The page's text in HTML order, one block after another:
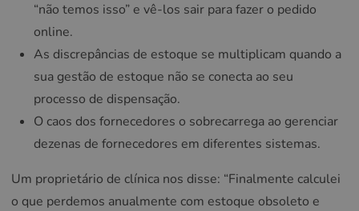
“não temos isso” e vê-los sair para fazer o pedido
online.
As discrepâncias de estoque se multiplicam quando a
sua gestão de estoque não se conecta ao seu
processo de dispensação.
O caos dos fornecedores o sobrecarrega ao gerenciar
dezenas de fornecedores em diferentes sistemas.
Um proprietário de clínica nos disse: “Finalmente calculei
o que perdemos anualmente com estoque obsoleto e